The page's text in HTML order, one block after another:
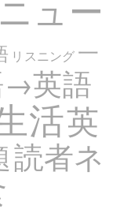
リスニング 一
→英語
活英
読者ネ